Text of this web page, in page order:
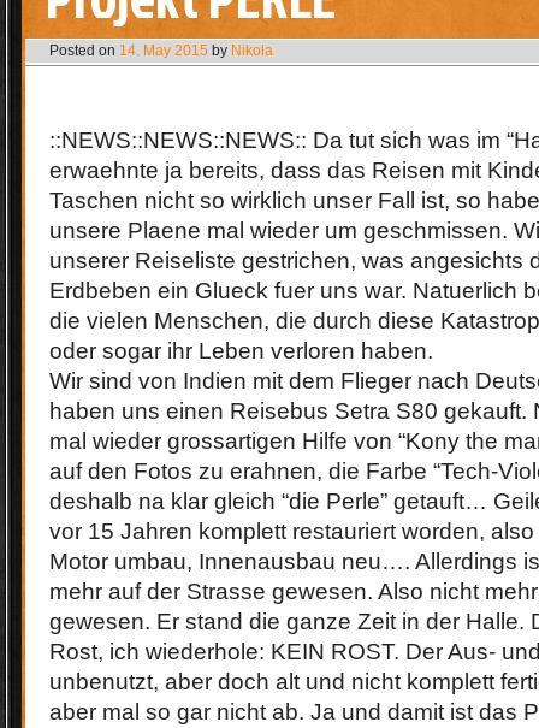
Posted on 14. May 2015 by Nikola
::NEWS::NEWS::NEWS:: Da tut sich was im
erwaehnte ja bereits, dass das Reisen mit
Taschen nicht so wirklich unser Fall ist, so
unsere Plaene mal wieder um geschmissen.
unserer Reiseliste gestrichen, was angesichts
Erdbeben ein Glueck fuer uns war. Natuerlich
die vielen Menschen, die durch diese
oder sogar ihr Leben verloren haben.
Wir sind von Indien mit dem Flieger nach
haben uns einen Reisebus Setra S80 gekauft.
mal wieder grossartigen Hilfe von “Kony the
auf den Fotos zu erahnen, die Farbe “Tech-
deshalb na klar gleich “die Perle” getauft…
vor 15 Jahren komplett restauriert worden,
Motor umbau, Innenausbau neu…. Allerdings
mehr auf der Strasse gewesen. Also nicht
gewesen. Er stand die ganze Zeit in der Halle.
Rost, ich wiederhole: KEIN ROST. Der Aus-
unbenutzt, aber doch alt und nicht komplett
aber mal so gar nicht ab. Ja und damit ist das